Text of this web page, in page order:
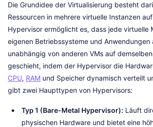
Die Grundidee der Virtualisierung besteht
Ressourcen in mehrere virtuelle Instanzen
Hypervisor ermöglicht es, dass jede virtuelle
eigenen Betriebssysteme und Anwendungen
unabhängig von anderen VMs auf
geschieht, indem der Hypervisor die
CPU, RAM und Speicher dynamisch verteilt
gibt zwei Haupttypen von Hypervisors:
Typ 1 (Bare-Metal Hypervisor): Läuft
physischen Hardware und bietet eine